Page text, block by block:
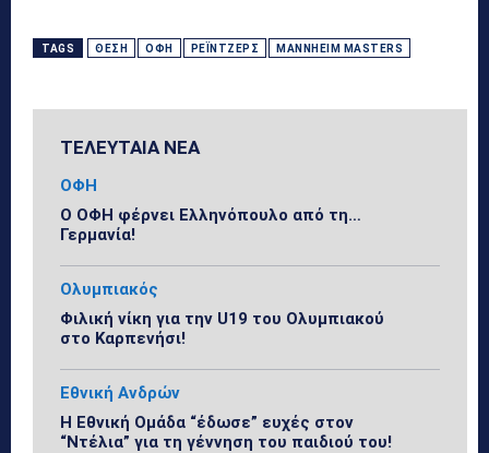
TAGS ΘΈΣΗ ΟΦΗ ΡΈΙΝΤΖΕΡΣ MANNHEIM MASTERS
ΤΕΛΕΥΤΑΙΑ ΝΕΑ
ΟΦΗ
Ο ΟΦΗ φέρνει Ελληνόπουλο από τη…
Γερμανία!
Ολυμπιακός
Φιλική νίκη για την U19 του Ολυμπιακού
στο Καρπενήσι!
Εθνική Ανδρών
Η Εθνική Ομάδα “έδωσε” ευχές στον
“Ντέλια” για τη γέννηση του παιδιού του!